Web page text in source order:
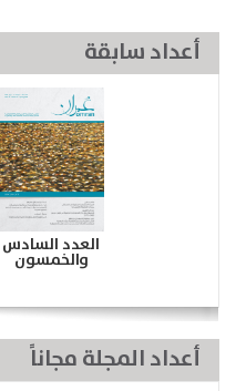
أعداد سابقة
العدد السادس
والخمسون
أعداد المجلة مجاناً